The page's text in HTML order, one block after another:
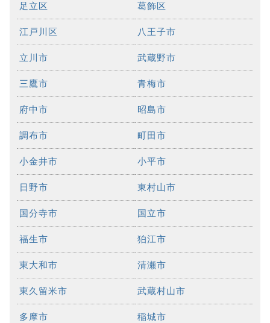
足立区 葛飾区
江戸川区 八王子市
立川市 武蔵野市
三鷹市 青梅市
府中市 昭島市
調布市 町田市
小金井市 小平市
日野市 東村山市
国分寺市 国立市
福生市 狛江市
東大和市 清瀬市
東久留米市 武蔵村山市
多摩市 稲城市